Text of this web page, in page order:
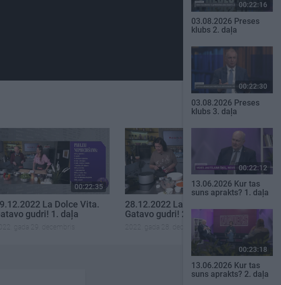
00:22:35
La Dolce Vita.
gudri! 1. daļa
gada 29. decembris
00:22:35
28.12.2022 La Dolce Vita.
Gatavo gudri! 2. daļa
2022. gada 28. decembris
00:22:16
03.08.2026 Preses
klubs 2. daļa
00:22:30
03.08.2026 Preses
klubs 3. daļa
00:22:12
13.06.2026 Kur tas
suns aprakts? 1. daļa
00:23:18
13.06.2026 Kur tas
suns aprakts? 2. daļa